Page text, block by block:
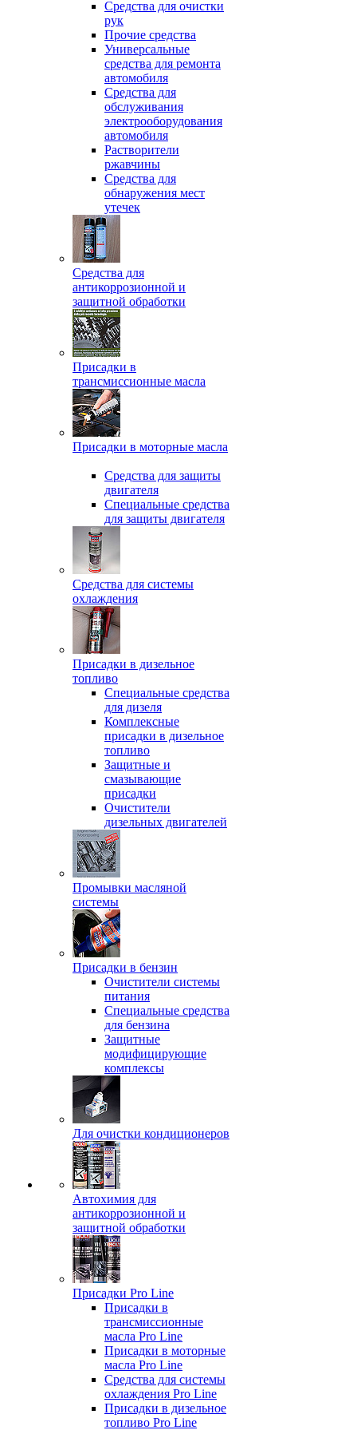
Средства для очистки
рук
Прочие средства
Универсальные
средства для ремонта
автомобиля
Средства для
обслуживания
электрооборудования
автомобиля
Растворители
ржавчины
Средства для
обнаружения мест
утечек
Средства для
антикоррозионной и
защитной обработки
Присадки в
трансмиссионные масла
Присадки в моторные масла
Средства для защиты
двигателя
Специальныe средства
для защиты двигателя
Средства для системы
охлаждения
Присадки в дизельное
топливо
Спeциальные средства
для дизеля
Комплексные
присадки в дизельное
топливо
Защитные и
смазывающие
присадки
Очистители
дизельных двигателей
Промывки масляной
системы
Присадки в бензин
Очистители системы
питания
Специальные срeдства
для бензина
Защитные
модифицирующие
комплексы
Для очистки кондиционеров
Автохимия для
антикоррозионной и
защитной обработки
Присадки Pro Line
Присадки в
трансмиссионные
масла Pro Line
Присадки в моторные
масла Pro Line
Средства для системы
охлаждения Pro Line
Присадки в дизельное
топливо Pro Line